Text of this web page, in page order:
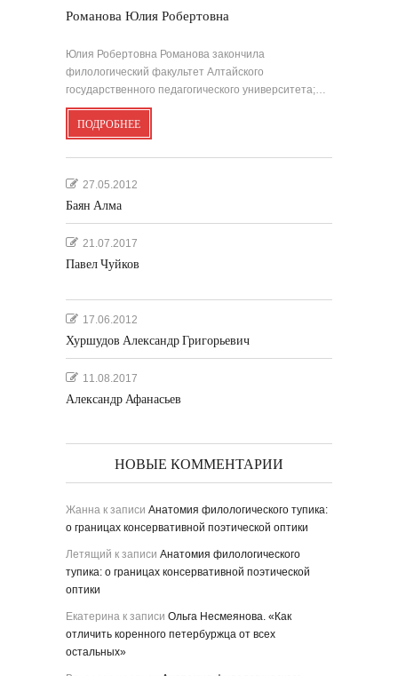
Романова Юлия Робертовна
Юлия Робертовна Романова закончила
филологический факультет Алтайского
государственного педагогического университета;…
ПОДРОБНЕЕ
27.05.2012
Баян Алма
21.07.2017
Павел Чуйков
17.06.2012
Хуршудов Александр Григорьевич
11.08.2017
Александр Афанасьев
НОВЫЕ КОММЕНТАРИИ
Жанна к записи Анатомия филологического тупика:
о границах консервативной поэтической оптики
Летящий к записи Анатомия филологического
тупика: о границах консервативной поэтической
оптики
Екатерина к записи Ольга Несмеянова. «Как
отличить коренного петербуржца от всех
остальных»